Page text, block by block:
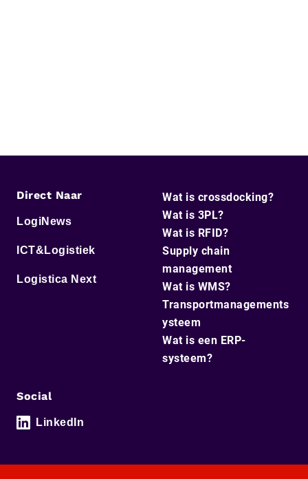
Direct Naar
LogiNews
ICT&Logistiek
Logistica Next
Wat is crossdocking?
Wat is 3PL?
Wat is RFID?
Supply chain
management
Wat is WMS?
Transportmanagements
ysteem
Wat is een ERP-
systeem?
Social
LinkedIn